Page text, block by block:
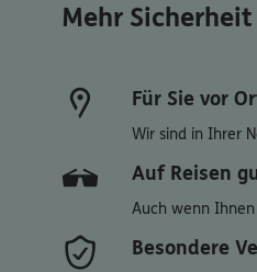
Mehr
Für Sie vor
Wir sind in Ihrer
Auf Reisen
Auch wenn
Besondere